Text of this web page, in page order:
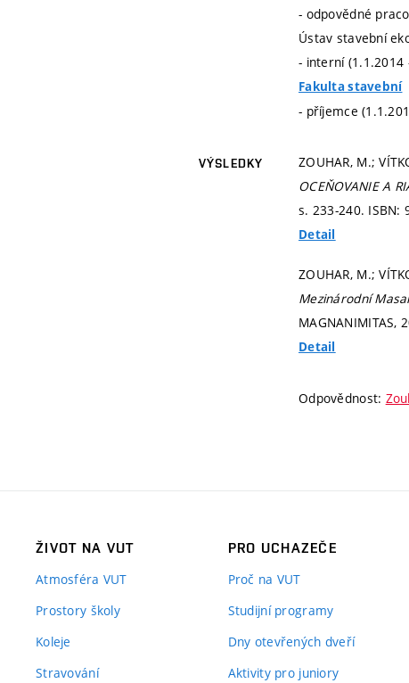
- odpovědné
Ústav stavební
- interní (1.1.2014
Fakulta stavební
- příjemce
VÝSLEDKY
ZOUHAR, M.;
OCEŇOVANIE A
s. 233-240. ISBN:
Detail
ZOUHAR, M.;
Mezinárodní
MAGNANIMITAS,
Detail
Odpovědnost:
ŽIVOT NA VUT
Atmosféra VUT
Prostory školy
Koleje
Stravování
PRO UCHAZEČE
Proč na VUT
Studijní programy
Dny otevřených dveří
Aktivity pro juniory